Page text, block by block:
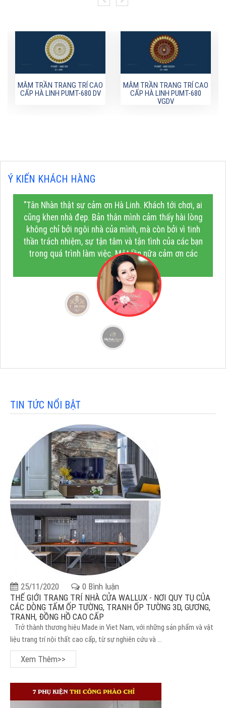
MÂM TRẦN TRANG TRÍ CAO
CẤP HÀ LINH PUMT-680 DV
MÂM TRẦN TRANG TRÍ CAO
CẤP HÀ LINH PUMT-680
VGDV
Ý KIẾN KHÁCH HÀNG
"Tân Nhàn thật sự cảm ơn Hà Linh. Khách tới chơi, ai
cũng khen nhà đẹp. Bản thân mình cảm thấy hài lòng
không chỉ bởi ngôi nhà của mình, mà còn bởi vì tinh
thần trách nhiệm, sự tận tâm và tận tình của các bạn
trong quá trình làm việc. Một lần nữa cảm ơn các
bạn!"
TIN TỨC NỔI BẬT
25/11/2020
0 Bình luận
THẾ GIỚI TRANG TRÍ NHÀ CỬA WALLUX - NƠI QUY TỤ CỦA
CÁC DÒNG TẤM ỐP TƯỜNG, TRANH ỐP TƯỜNG 3D, GƯƠNG,
TRANH, ĐỒNG HỒ CAO CẤP
Trở thành thương hiệu Made in Viet Nam, với những sản phẩm và vật
liệu trang trí nội thất cao cấp, từ sự nghiên cứu và ...
Xem Thêm>>